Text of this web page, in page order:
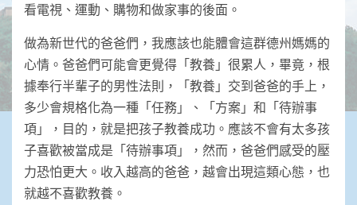
看電視、運動、購物和做家事的後面。
做為新世代的爸爸們，我應該也能體會這群德州媽媽的
心情。爸爸們可能會更覺得「教養」很累人，畢竟，根
據奉行半輩子的男性法則，「教養」交到爸爸的手上，
多少會規格化為一種「任務」、「方案」和「待辦事
項」，目的，就是把孩子教養成功。應該不會有太多孩
子喜歡被當成是「待辦事項」，然而，爸爸們感受的壓
力恐怕更大。收入越高的爸爸，越會出現這類心態，也
就越不喜歡教養。